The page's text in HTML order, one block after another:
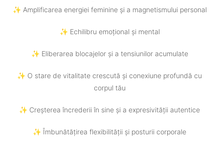
✨ Amplificarea energiei feminine și a magnetismului personal
✨ Echilibru emoțional și mental
✨ Eliberarea blocajelor și a tensiunilor acumulate
✨ O stare de vitalitate crescută și conexiune profundă cu
corpul tău
✨ Creșterea încrederii în sine și a expresivității autentice
✨ Îmbunătățirea flexibilității și posturii corporale